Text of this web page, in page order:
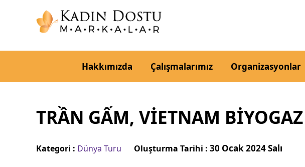
Hakkımızda Çalışmalarımız Organizasyonlar
TRẦN GẤM, VİETNAM
Kategori : Dünya Turu Oluşturma Tarihi : 30 Ocak 2024 Salı